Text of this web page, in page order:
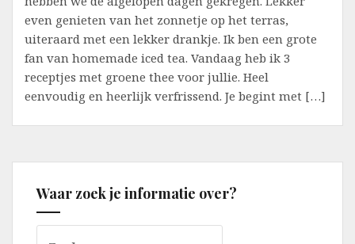
even genieten van het zonnetje op het terras,
uiteraard met een lekker drankje. Ik ben een grote
fan van homemade iced tea. Vandaag heb ik 3
receptjes met groene thee voor jullie. Heel
eenvoudig en heerlijk verfrissend. Je begint met […]
Waar zoek je informatie over?